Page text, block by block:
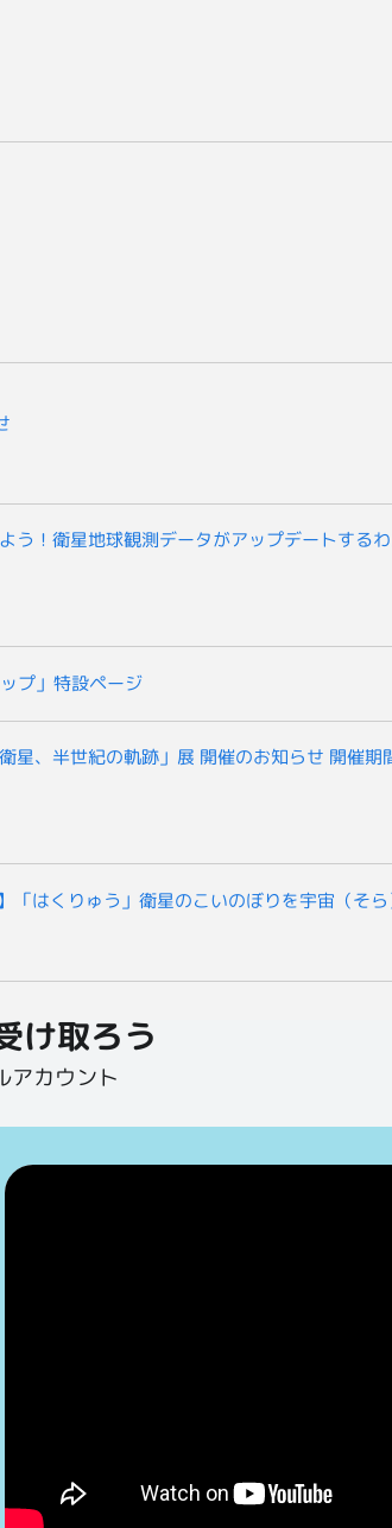
う！衛星地球観測データがアップデートするわ
プ」特設ページ
星、半世紀の軌跡」展 開催のお知らせ 開催
「はくりゅう」衛星のこいのぼりを宇宙（そら
け取ろう
アカウント